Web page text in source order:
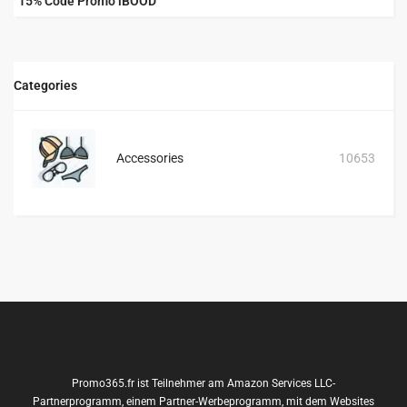
Categories
Accessories 10653
Promo365.fr ist Teilnehmer am Amazon Services LLC-
Partnerprogramm, einem Partner-Werbeprogramm, mit dem Websites